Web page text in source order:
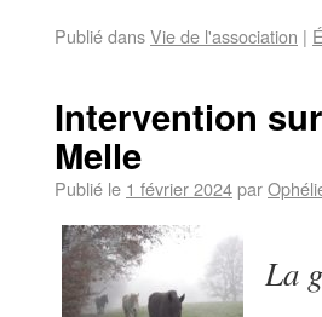
Publié dansVie de l'association |
Intervention
Melle
Publié le 1 février 2024par
La